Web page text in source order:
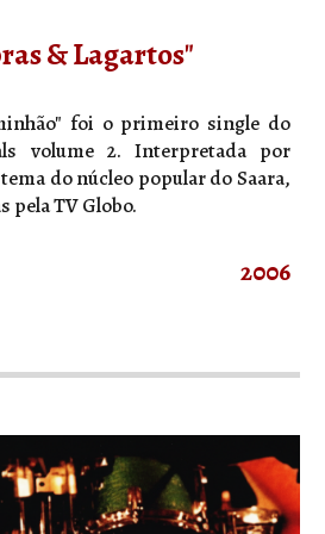
& Lagartos"
foi o primeiro single do
volume 2. Interpretada por
do núcleo popular do Saara,
pela TV Globo.
2006